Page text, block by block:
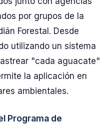
por grupos de la
Forestal. Desde
utilizando un sistema
"cada aguacate"
la aplicación en
ambientales.
Programa de